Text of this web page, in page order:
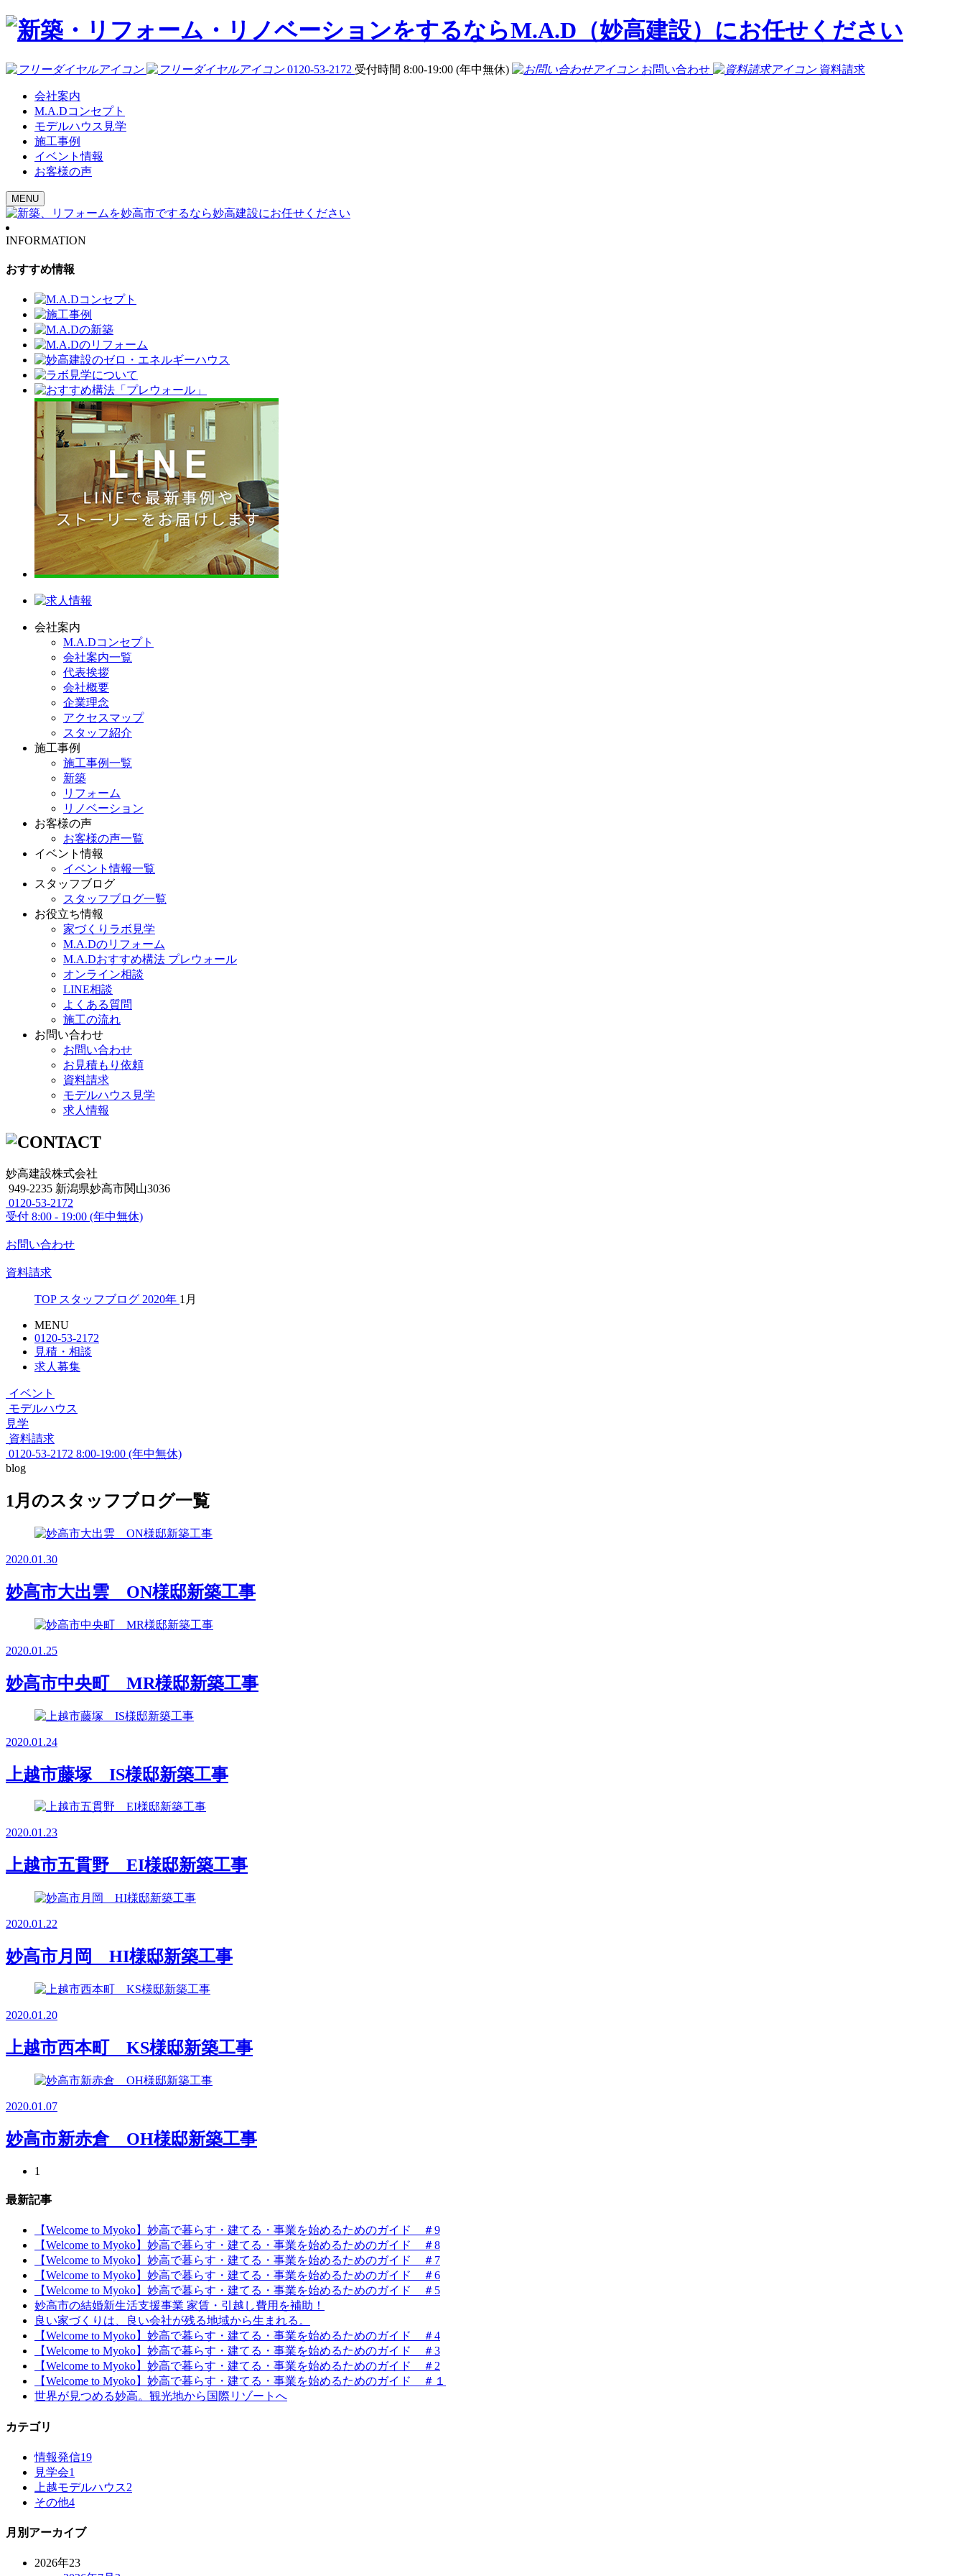
0120-53-2172 受付時間 8:00-19:00 (年中無休) お問い合わせ 資料請求
会社案内
M.A.Dコンセプト
モデルハウス見学
施工事例
イベント情報
お客様の声
MENU
INFORMATION
おすすめ情報
会社案内
M.A.Dコンセプト
会社案内一覧
代表挨拶
会社概要
企業理念
アクセスマップ
スタッフ紹介
施工事例
施工事例一覧
新築
リフォーム
リノベーション
お客様の声
お客様の声一覧
イベント情報
イベント情報一覧
スタッフブログ
スタッフブログ一覧
お役立ち情報
家づくりラボ見学
M.A.Dのリフォーム
M.A.Dおすすめ構法 プレウォール
オンライン相談
LINE相談
よくある質問
施工の流れ
お問い合わせ
お問い合わせ
お見積もり依頼
資料請求
モデルハウス見学
求人情報
妙高建設株式会社
949-2235 新潟県妙高市関山3036
0120-53-2172
受付 8:00 - 19:00 (年中無休)
お問い合わせ
資料請求
TOP スタッフブログ 2020年 1月
MENU
0120-53-2172
見積・相談
求人募集
イベント
モデルハウス
見学
資料請求
0120-53-2172 8:00-19:00 (年中無休)
blog
1月のスタッフブログ一覧
2020.01.30
妙高市大出雲 ON様邸新築工事
2020.01.25
妙高市中央町 MR様邸新築工事
2020.01.24
上越市藤塚 IS様邸新築工事
2020.01.23
上越市五貫野 EI様邸新築工事
2020.01.22
妙高市月岡 HI様邸新築工事
2020.01.20
上越市西本町 KS様邸新築工事
2020.01.07
妙高市新赤倉 OH様邸新築工事
1
最新記事
【Welcome to Myoko】妙高で暮らす・建てる・事業を始めるためのガイド ＃9
【Welcome to Myoko】妙高で暮らす・建てる・事業を始めるためのガイド ＃8
【Welcome to Myoko】妙高で暮らす・建てる・事業を始めるためのガイド ＃7
【Welcome to Myoko】妙高で暮らす・建てる・事業を始めるためのガイド ＃6
【Welcome to Myoko】妙高で暮らす・建てる・事業を始めるためのガイド ＃5
妙高市の結婚新生活支援事業 家賃・引越し費用を補助！
良い家づくりは、良い会社が残る地域から生まれる。
【Welcome to Myoko】妙高で暮らす・建てる・事業を始めるためのガイド ＃4
【Welcome to Myoko】妙高で暮らす・建てる・事業を始めるためのガイド ＃3
【Welcome to Myoko】妙高で暮らす・建てる・事業を始めるためのガイド ＃2
【Welcome to Myoko】妙高で暮らす・建てる・事業を始めるためのガイド ＃１
世界が見つめる妙高。観光地から国際リゾートへ
カテゴリ
情報発信19
見学会1
上越モデルハウス2
その他4
月別アーカイブ
2026年23